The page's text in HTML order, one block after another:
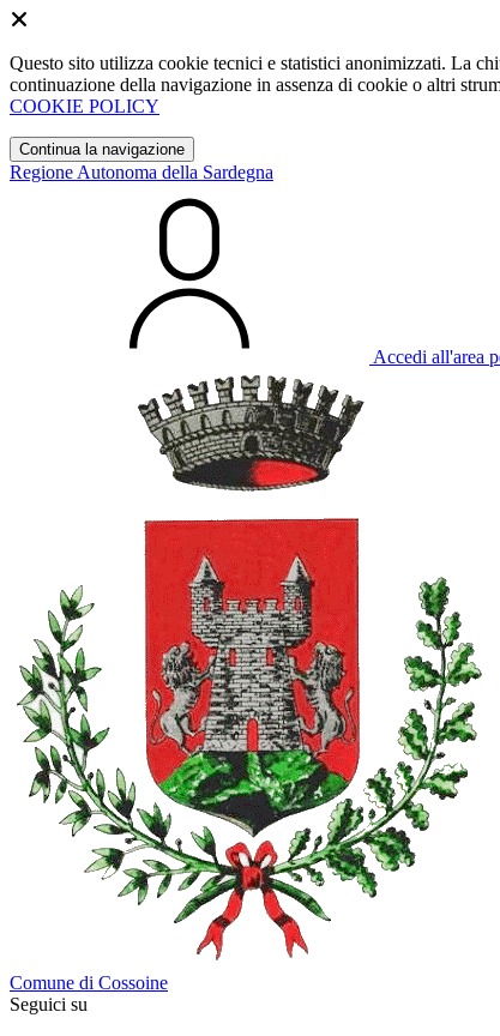
Questo sito utilizza cookie tecnici e statistici anonimizzati. La
continuazione della navigazione in assenza di cookie o altri
COOKIE POLICY
Continua la navigazione
Regione Autonoma della Sardegna
Accedi all'area
Comune di Cossoine
Seguici su